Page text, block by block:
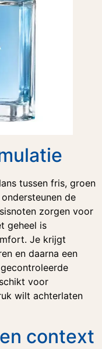
tussen fris, groen
de
zorgen voor
geheel is
Je krijgt
en daarna een
voor
wilt achterlaten
context